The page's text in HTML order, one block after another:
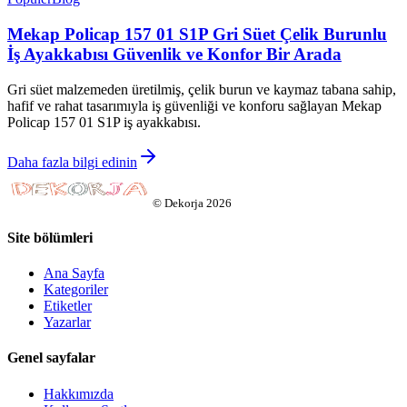
Mekap Policap 157 01 S1P Gri Süet Çelik Burunlu
İş Ayakkabısı Güvenlik ve Konfor Bir Arada
Gri süet malzemeden üretilmiş, çelik burun ve kaymaz tabana sahip,
hafif ve rahat tasarımıyla iş güvenliği ve konforu sağlayan Mekap
Policap 157 01 S1P iş ayakkabısı.
Daha fazla bilgi edinin
© Dekorja 2026
Site bölümleri
Ana Sayfa
Kategoriler
Etiketler
Yazarlar
Genel sayfalar
Hakkımızda